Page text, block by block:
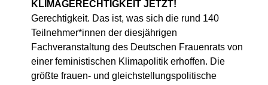
KLIMAGERECHTIGKEIT JETZT!
Gerechtigkeit. Das ist, was sich die rund 140
Teilnehmer*innen der diesjährigen
Fachveranstaltung des Deutschen Frauenrats von
einer feministischen Klimapolitik erhoffen. Die
größte frauen- und gleichstellungspolitische